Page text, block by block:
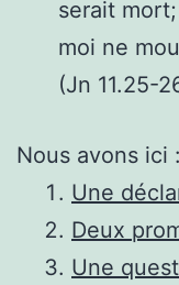
serait
moi ne
(Jn 11.25-
Nous avons ici :
Une
Deux
Une